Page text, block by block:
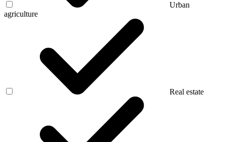
Urban
agriculture
Real estate